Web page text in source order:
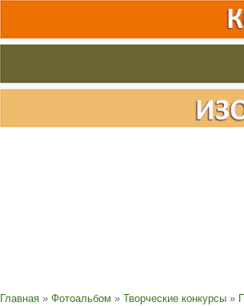
Главная » Фотоальбом » Творческие конкурсы »